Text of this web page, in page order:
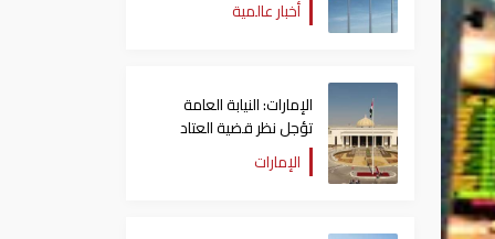
الإسرائيلية في غزة
أخبار عالمية
الإمارات: النيابة العامة
تؤجل نظر قضية العتاد
العسكري للسودان
الإمارات